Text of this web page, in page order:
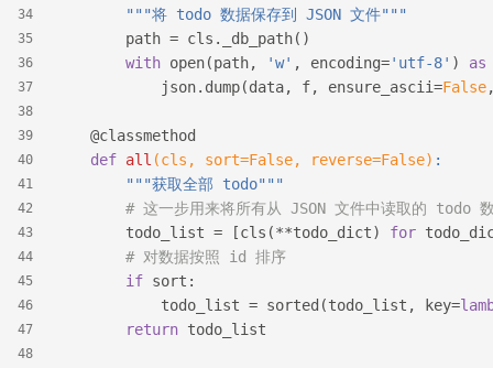
34
35
36
37
38
39
40
41
42
43
44
45
46
47
48
"""将 todo 数据保存到 JSON 文件"""
        path = cls._db_path()
with open(path, 'w' , encoding='utf-8' ) as
            json.dump(data, f, ensure_ascii=
False
    @classmethod
def all (cls, sort=False, reverse=False) :
"""获取全部 todo"""
# 这一步用来将所有从 JSON 文件中读取的 todo
        todo_list = [cls(**todo_dict)
for
# 对数据按照 id 排序
if sort:
            todo_list = sorted(todo_list, key=
return todo_list